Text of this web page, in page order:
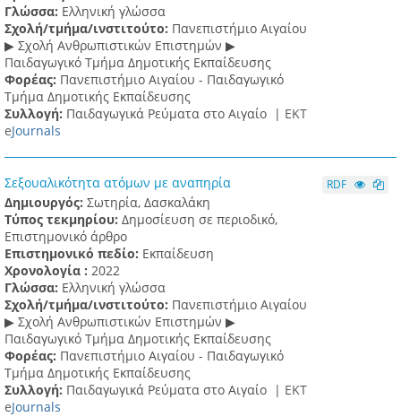
Γλώσσα: Ελληνική γλώσσα
Σχολή/τμήμα/ινστιτούτο: Πανεπιστήμιο Αιγαίου
▶ Σχολή Ανθρωπιστικών Επιστημών ▶
Παιδαγωγικό Τμήμα Δημοτικής Εκπαίδευσης
Φορέας: Πανεπιστήμιο Αιγαίου - Παιδαγωγικό
Τμήμα Δημοτικής Εκπαίδευσης
Συλλογή: Παιδαγωγικά Ρεύματα στο Αιγαίο | ΕΚΤ
eJournals
Σεξουαλικότητα ατόμων με αναπηρία
Δημιουργός: Σωτηρία, Δασκαλάκη
Τύπος τεκμηρίου: Δημοσίευση σε περιοδικό,
Επιστημονικό άρθρο
Επιστημονικό πεδίο: Εκπαίδευση
Χρονολογία : 2022
Γλώσσα: Ελληνική γλώσσα
Σχολή/τμήμα/ινστιτούτο: Πανεπιστήμιο Αιγαίου
▶ Σχολή Ανθρωπιστικών Επιστημών ▶
Παιδαγωγικό Τμήμα Δημοτικής Εκπαίδευσης
Φορέας: Πανεπιστήμιο Αιγαίου - Παιδαγωγικό
Τμήμα Δημοτικής Εκπαίδευσης
Συλλογή: Παιδαγωγικά Ρεύματα στο Αιγαίο | ΕΚΤ
eJournals
RDF